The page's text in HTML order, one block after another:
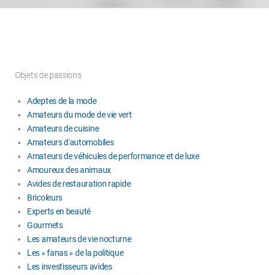
Objets de passions
Adeptes de la mode
Amateurs du mode de vie vert
Amateurs de cuisine
Amateurs d'automobiles
Amateurs de véhicules de performance et de luxe
Amoureux des animaux
Avides de restauration rapide
Bricoleurs
Experts en beauté
Gourmets
Les amateurs de vie nocturne
Les « fanas » de la politique
Les investisseurs avides